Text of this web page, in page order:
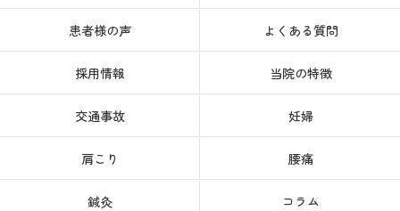
患者様の声 よくある質問
採用情報 当院の特徴
交通事故 妊婦
肩こり 腰痛
鍼灸 コラム